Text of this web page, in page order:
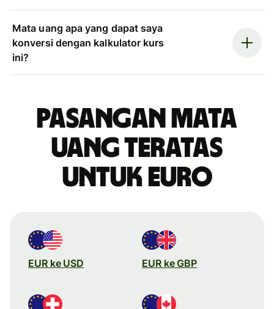
Mata uang apa yang dapat saya
konversi dengan kalkulator kurs
ini?
Pasangan mata
uang teratas
untuk euro
EUR ke USD EUR ke GBP